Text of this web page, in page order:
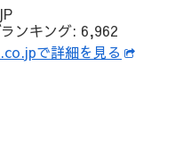
ンキング: 6,962
で詳細を見る